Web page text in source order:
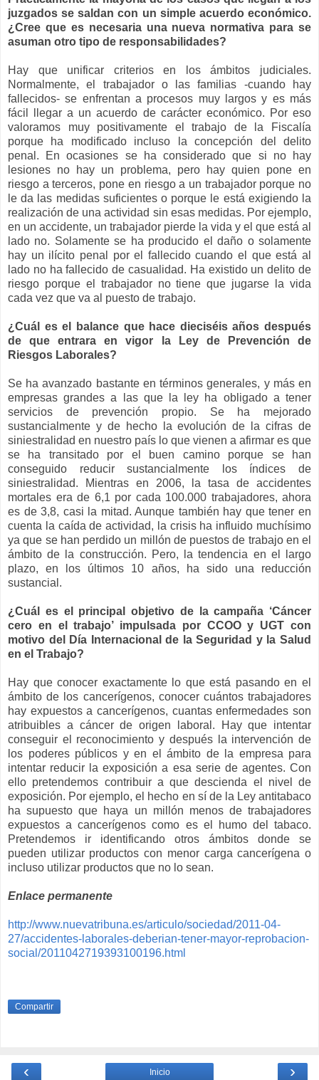
juzgados se saldan con un simple acuerdo económico.
¿Cree que es necesaria una nueva normativa para se
asuman otro tipo de responsabilidades?
Hay que unificar criterios en los ámbitos judiciales.
Normalmente, el trabajador o las familias -cuando hay
fallecidos- se enfrentan a procesos muy largos y es más
fácil llegar a un acuerdo de carácter económico. Por eso
valoramos muy positivamente el trabajo de la Fiscalía
porque ha modificado incluso la concepción del delito
penal. En ocasiones se ha considerado que si no hay
lesiones no hay un problema, pero hay quien pone en
riesgo a terceros, pone en riesgo a un trabajador porque no
le da las medidas suficientes o porque le está exigiendo la
realización de una actividad sin esas medidas. Por ejemplo,
en un accidente, un trabajador pierde la vida y el que está al
lado no. Solamente se ha producido el daño o solamente
hay un ilícito penal por el fallecido cuando el que está al
lado no ha fallecido de casualidad. Ha existido un delito de
riesgo porque el trabajador no tiene que jugarse la vida
cada vez que va al puesto de trabajo.
¿Cuál es el balance que hace dieciséis años después
de que entrara en vigor la Ley de Prevención de
Riesgos Laborales?
Se ha avanzado bastante en términos generales, y más en
empresas grandes a las que la ley ha obligado a tener
servicios de prevención propio. Se ha mejorado
sustancialmente y de hecho la evolución de la cifras de
siniestralidad en nuestro país lo que vienen a afirmar es que
se ha transitado por el buen camino porque se han
conseguido reducir sustancialmente los índices de
siniestralidad. Mientras en 2006, la tasa de accidentes
mortales era de 6,1 por cada 100.000 trabajadores, ahora
es de 3,8, casi la mitad. Aunque también hay que tener en
cuenta la caída de actividad, la crisis ha influido muchísimo
ya que se han perdido un millón de puestos de trabajo en el
ámbito de la construcción. Pero, la tendencia en el largo
plazo, en los últimos 10 años, ha sido una reducción
sustancial.
¿Cuál es el principal objetivo de la campaña ‘Cáncer
cero en el trabajo’ impulsada por CCOO y UGT con
motivo del Día Internacional de la Seguridad y la Salud
en el Trabajo?
Hay que conocer exactamente lo que está pasando en el
ámbito de los cancerígenos, conocer cuántos trabajadores
hay expuestos a cancerígenos, cuantas enfermedades son
atribuibles a cáncer de origen laboral. Hay que intentar
conseguir el reconocimiento y después la intervención de
los poderes públicos y en el ámbito de la empresa para
intentar reducir la exposición a esa serie de agentes. Con
ello pretendemos contribuir a que descienda el nivel de
exposición. Por ejemplo, el hecho en sí de la Ley antitabaco
ha supuesto que haya un millón menos de trabajadores
expuestos a cancerígenos como es el humo del tabaco.
Pretendemos ir identificando otros ámbitos donde se
pueden utilizar productos con menor carga cancerígena o
incluso utilizar productos que no lo sean.
Enlace permanente
http://www.nuevatribuna.es/articulo/sociedad/2011-04-
27/accidentes-laborales-deberian-tener-mayor-reprobacion-
social/2011042719393100196.html
Compartir
‹ ›
Inicio